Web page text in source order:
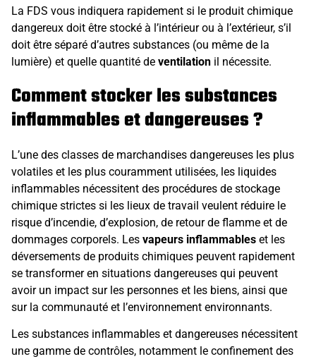
La FDS vous indiquera rapidement si le produit chimique
dangereux doit être stocké à l’intérieur ou à l’extérieur, s’il
doit être séparé d’autres substances (ou même de la
lumière) et quelle quantité de ventilation il nécessite.
Comment stocker les substances
inflammables et dangereuses ?
L’une des classes de marchandises dangereuses les plus
volatiles et les plus couramment utilisées, les liquides
inflammables nécessitent des procédures de stockage
chimique strictes si les lieux de travail veulent réduire le
risque d’incendie, d’explosion, de retour de flamme et de
dommages corporels. Les vapeurs inflammables et les
déversements de produits chimiques peuvent rapidement
se transformer en situations dangereuses qui peuvent
avoir un impact sur les personnes et les biens, ainsi que
sur la communauté et l’environnement environnants.
Les substances inflammables et dangereuses nécessitent
une gamme de contrôles, notamment le confinement des